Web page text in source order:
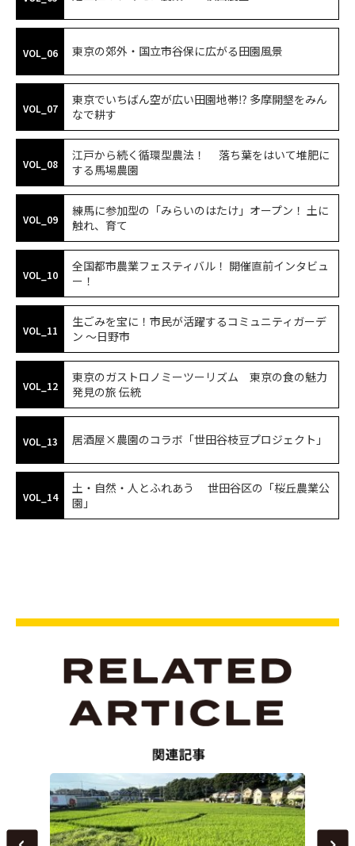
VOL_06 東京の郊外・国立市谷保に広がる田園風景
VOL_07
東京でいちばん空が広い田園地帯⁉ 多摩開墾をみん
なで耕す
VOL_08
江戸から続く循環型農法！ 落ち葉をはいて堆肥に
する馬場農園
VOL_09
練馬に参加型の「みらいのはたけ」オープン！ 土に
触れ、育て
VOL_10
全国都市農業フェスティバル！ 開催直前インタビュ
ー！
VOL_11
生ごみを宝に！市民が活躍するコミュニティガーデ
ン ～日野市
VOL_12
東京のガストロノミーツーリズム 東京の食の魅力
発見の旅 伝統
VOL_13 居酒屋×農園のコラボ「世田谷枝豆プロジェクト」
VOL_14
土・自然・人とふれあう 世田谷区の「桜丘農業公
園」